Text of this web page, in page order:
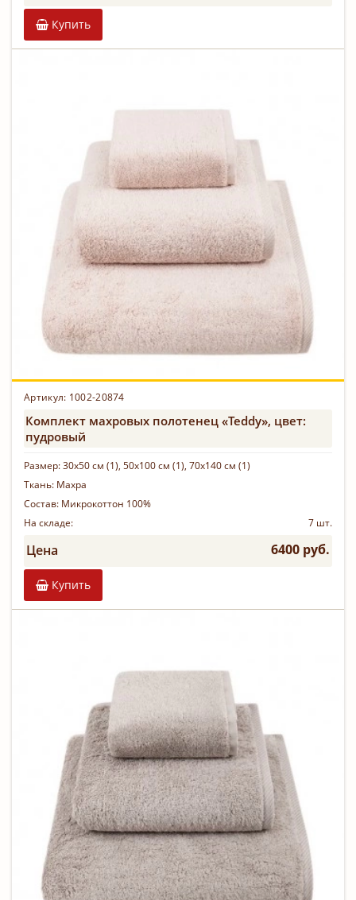
Купить
Артикул: 1002-20874
Комплект махровых полотенец «Teddy», цвет:
пудровый
Размер:30х50 см (1), 50х100 см (1), 70х140 см (1)
Ткань: Махра
Состав: Микрокоттон 100%
На складе:
7 шт.
Цена 6400 руб.
Купить